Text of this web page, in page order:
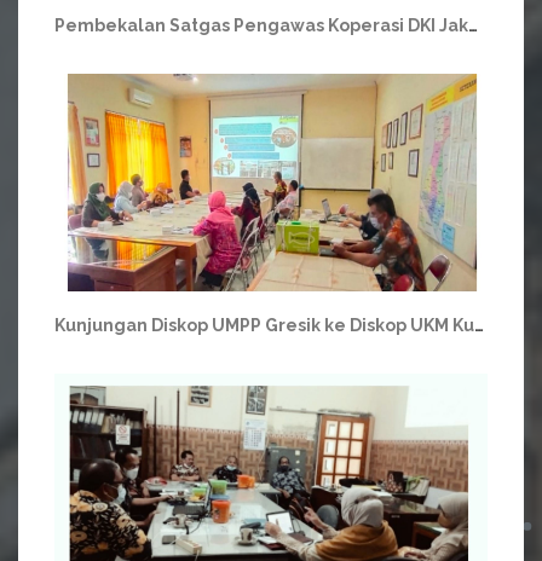
Pembekalan Satgas Pengawas Koperasi DKI Jakarta, Ikhtiar Perbaiki Performa Koperasi
Kunjungan Diskop UMPP Gresik ke Diskop UKM Kulon Progo